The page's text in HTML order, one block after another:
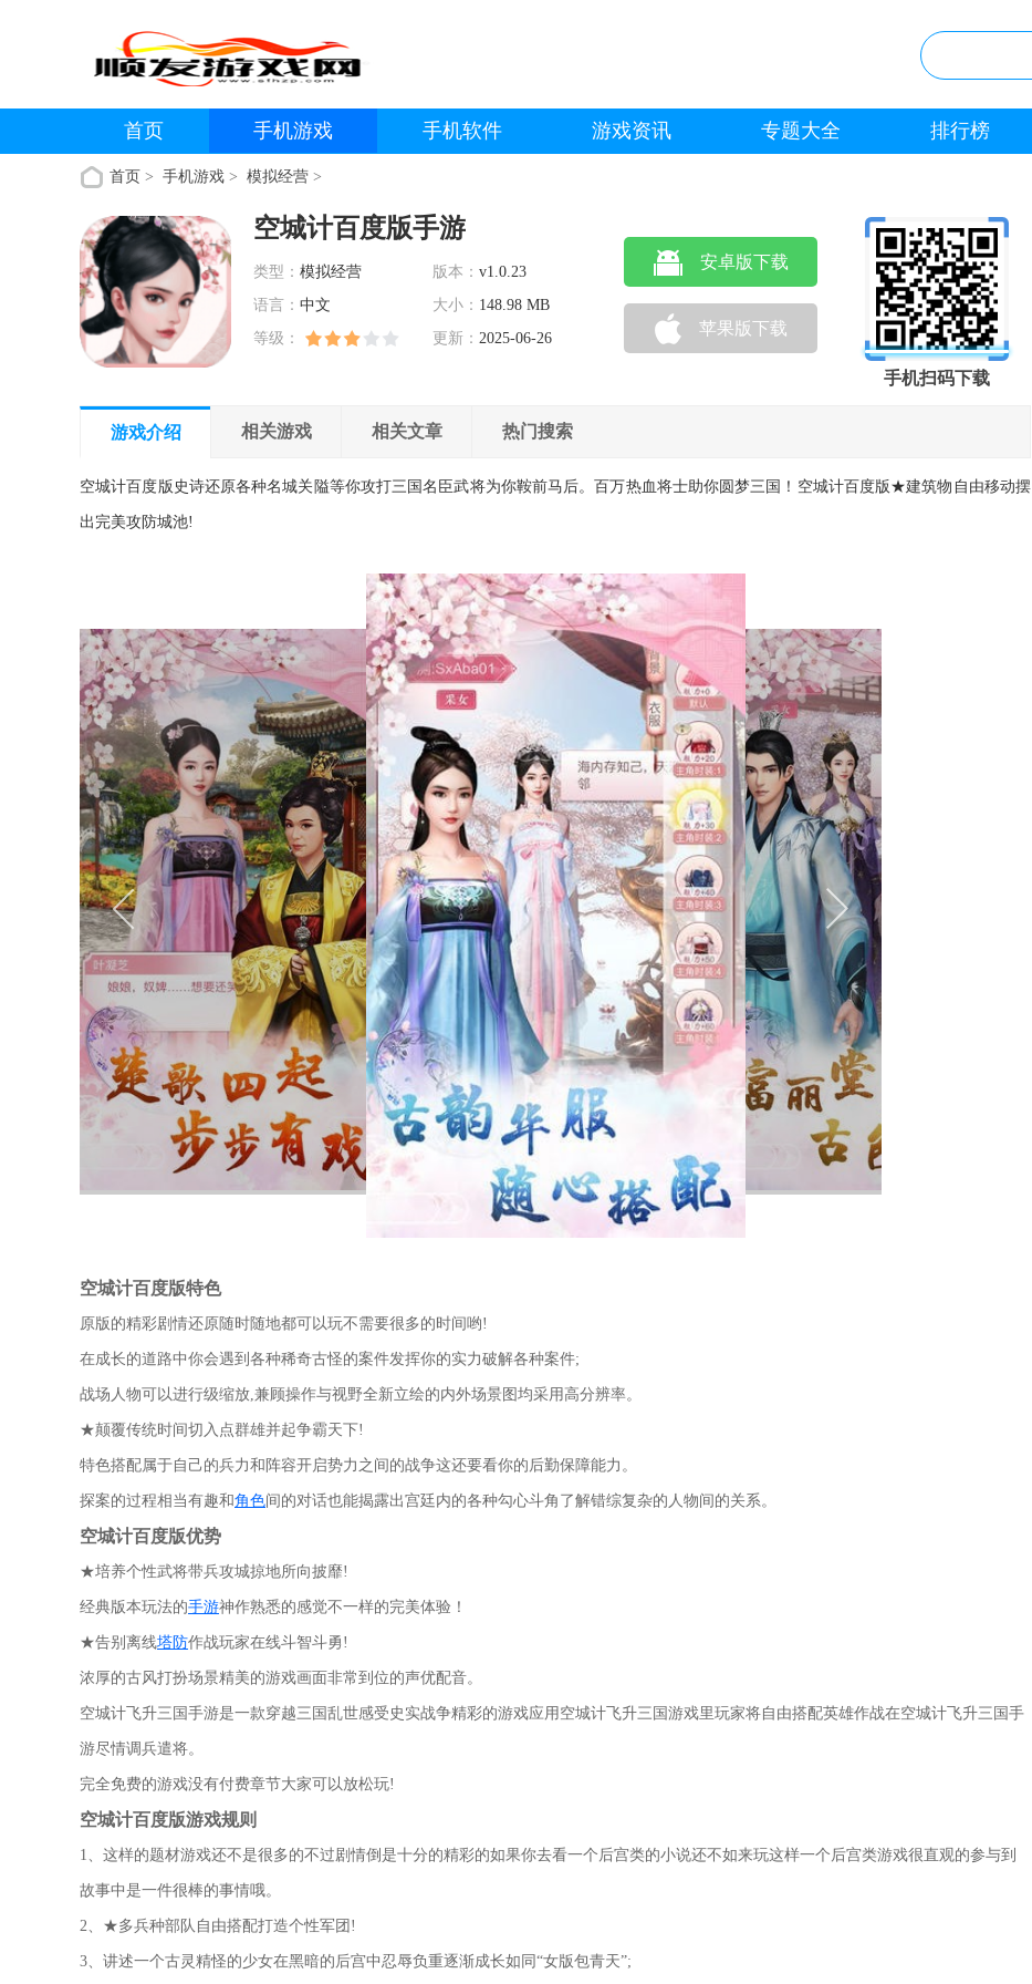
首页 手机游戏 手机软件 游戏资讯 专题大全 排行榜
首页 > 手机游戏 > 模拟经营 >
空城计百度版手游
类型： 模拟经营 版本： v1.0.23
语言： 中文 大小： 148.98 MB
等级：
更新： 2025-06-26
安卓版下载
苹果版下载
手机扫码下载
游戏介绍 相关游戏 相关文章 热门搜索
空城计百度版史诗还原各种名城关隘等你攻打三国名臣武将为你鞍前马后。百万热血将士助你圆梦三国！空城计百度版★建筑物自由移动摆
出完美攻防城池!
空城计百度版特色
原版的精彩剧情还原随时随地都可以玩不需要很多的时间哟!
在成长的道路中你会遇到各种稀奇古怪的案件发挥你的实力破解各种案件;
战场人物可以进行级缩放,兼顾操作与视野全新立绘的内外场景图均采用高分辨率。
★颠覆传统时间切入点群雄并起争霸天下!
特色搭配属于自己的兵力和阵容开启势力之间的战争这还要看你的后勤保障能力。
探案的过程相当有趣和角色间的对话也能揭露出宫廷内的各种勾心斗角了解错综复杂的人物间的关系。
空城计百度版优势
★培养个性武将带兵攻城掠地所向披靡!
经典版本玩法的手游神作熟悉的感觉不一样的完美体验！
★告别离线塔防作战玩家在线斗智斗勇!
浓厚的古风打扮场景精美的游戏画面非常到位的声优配音。
空城计飞升三国手游是一款穿越三国乱世感受史实战争精彩的游戏应用空城计飞升三国游戏里玩家将自由搭配英雄作战在空城计飞升三国手
游尽情调兵遣将。
完全免费的游戏没有付费章节大家可以放松玩!
空城计百度版游戏规则
1、这样的题材游戏还不是很多的不过剧情倒是十分的精彩的如果你去看一个后宫类的小说还不如来玩这样一个后宫类游戏很直观的参与到
故事中是一件很棒的事情哦。
2、★多兵种部队自由搭配打造个性军团!
3、讲述一个古灵精怪的少女在黑暗的后宫中忍辱负重逐渐成长如同“女版包青天”;